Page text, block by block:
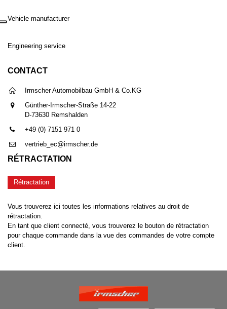
Vehicle manufacturer
Engineering service
CONTACT
Irmscher Automobilbau GmbH & Co.KG
Günther-Irmscher-Straße 14-22
D-73630 Remshalden
+49 (0) 7151 971 0
vertrieb_ec@irmscher.de
RÉTRACTATION
Rétractation
Vous trouverez ici toutes les informations relatives au droit de
rétractation.
En tant que client connecté, vous trouverez le bouton de rétractation
pour chaque commande dans la vue des commandes de votre compte
client.